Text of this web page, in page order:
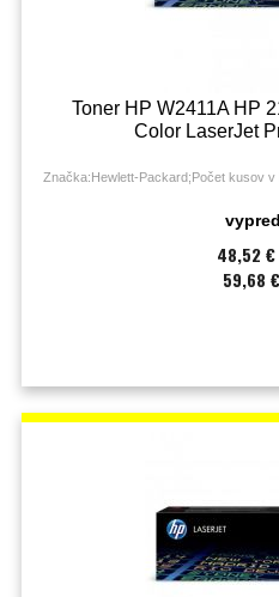
Toner HP W2411A HP
Color LaserJet
Značka:Hewlett-Packard;Počet kusov
48,52 €
59,68 €